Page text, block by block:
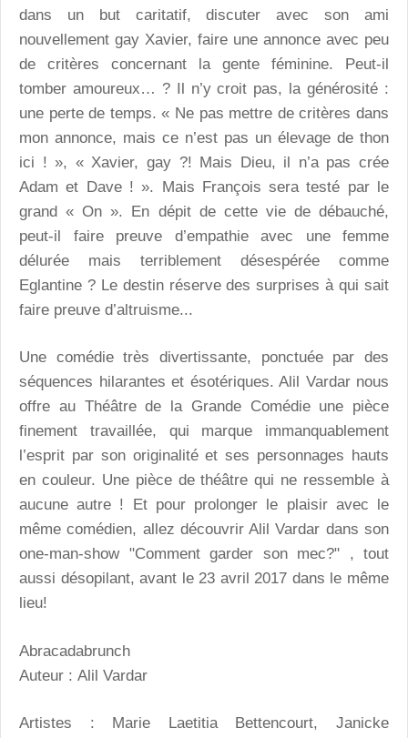
dans un but caritatif, discuter avec son ami
nouvellement gay Xavier, faire une annonce avec peu
de critères concernant la gente féminine. Peut-il
tomber amoureux… ? Il n’y croit pas, la générosité :
une perte de temps. « Ne pas mettre de critères dans
mon annonce, mais ce n’est pas un élevage de thon
ici ! », « Xavier, gay ?! Mais Dieu, il n’a pas crée
Adam et Dave ! ». Mais François sera testé par le
grand « On ». En dépit de cette vie de débauché,
peut-il faire preuve d’empathie avec une femme
délurée mais terriblement désespérée comme
Eglantine ? Le destin réserve des surprises à qui sait
faire preuve d’altruisme...
Une comédie très divertissante, ponctuée par des
séquences hilarantes et ésotériques. Alil Vardar nous
offre au Théâtre de la Grande Comédie une pièce
finement travaillée, qui marque immanquablement
l’esprit par son originalité et ses personnages hauts
en couleur. Une pièce de théâtre qui ne ressemble à
aucune autre ! Et pour prolonger le plaisir avec le
même comédien, allez découvrir Alil Vardar dans son
one-man-show "Comment garder son mec?" , tout
aussi désopilant, avant le 23 avril 2017 dans le même
lieu!
Abracadabrunch
Auteur : Alil Vardar
Artistes : Marie Laetitia Bettencourt, Janicke